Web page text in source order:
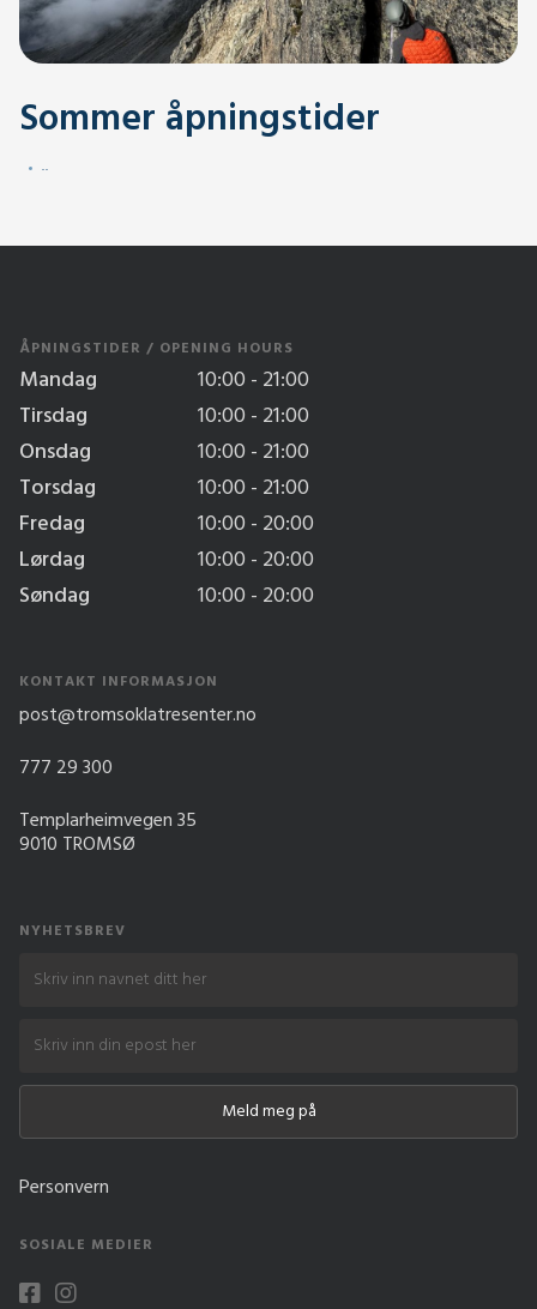
Sommer åpningstider
..
ÅPNINGSTIDER / OPENING HOURS
Mandag
10:00 - 21:00
Tirsdag
10:00 - 21:00
Onsdag
10:00 - 21:00
Torsdag
10:00 - 21:00
Fredag
10:00 - 20:00
Lørdag
10:00 - 20:00
Søndag
10:00 - 20:00
KONTAKT INFORMASJON
post@tromsoklatresenter.no
777 29 300
Templarheimvegen 35
9010 TROMSØ
NYHETSBREV
Personvern
SOSIALE MEDIER
 